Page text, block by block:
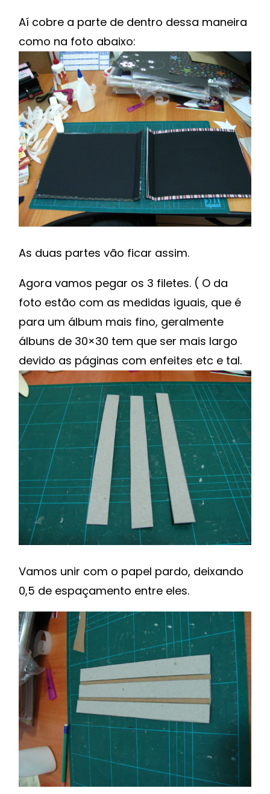
Aí cobre a parte de dentro dessa maneira
como na foto abaixo:
As duas partes vão ficar assim.
Agora vamos pegar os 3 filetes. ( O da
foto estão com as medidas iguais, que é
para um álbum mais fino, geralmente
álbuns de 30×30 tem que ser mais largo
devido as páginas com enfeites etc e tal.
Vamos unir com o papel pardo, deixando
0,5 de espaçamento entre eles.